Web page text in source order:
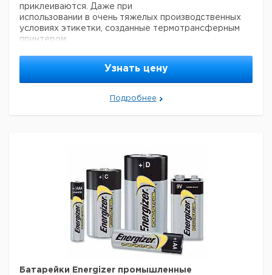
приклеиваются. Даже при
использовании в очень тяжелых производственных
условиях этикетки, созданные термотрансферным
принтером
Основные преимущества:
- Практичная конструкция
- Термотрансферная печать с разрешением 203 dpi
- Большой LCD дисплей (3 строки текста, 1 строка
- Запуск резца левой или правой рукой
Узнать цену
Подробнее
Батарейки Energizer промышленные